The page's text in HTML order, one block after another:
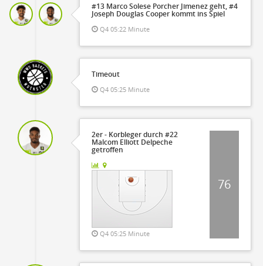
#13 Marco Solese Porcher Jimenez geht, #4
Joseph Douglas Cooper kommt ins Spiel
Q4 05:22 Minute
Timeout
Q4 05:25 Minute
2er - Korbleger durch #22
Malcom Elliott Delpeche
getroffen
Q4 05:25 Minute
76